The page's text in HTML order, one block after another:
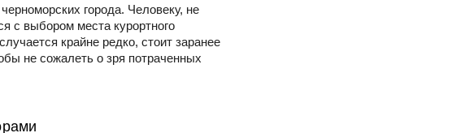
города. Человеку, не
с выбором места курортного
крайне редко, стоит заранее
не сожалеть о зря потраченных